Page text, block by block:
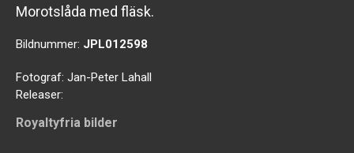
Morotslåda med fläsk.
Bildnummer: JPL012598
Fotograf: Jan-Peter Lahall
Releaser:
Royaltyfria bilder